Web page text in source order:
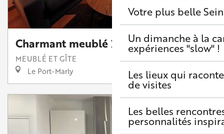
Votre plus belle
Un dimanche à la
expériences "slow" !
Les lieux qui
de visites
Les belles
personnalités
Charmant meublé 2 pièces
MEUBLÉ ET GÎTE
Le Port-Marly